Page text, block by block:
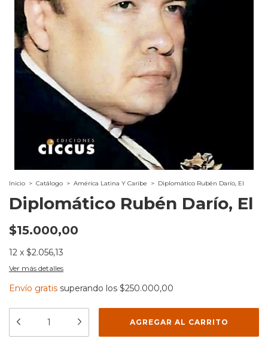
Inicio > Catálogo > América Latina Y Caribe > Diplomático Rubén Darío, El
Diplomático Rubén Darío, El
$15.000,00
12 x $2.056,13
Ver más detalles
Envío gratis superando los $250.000,00